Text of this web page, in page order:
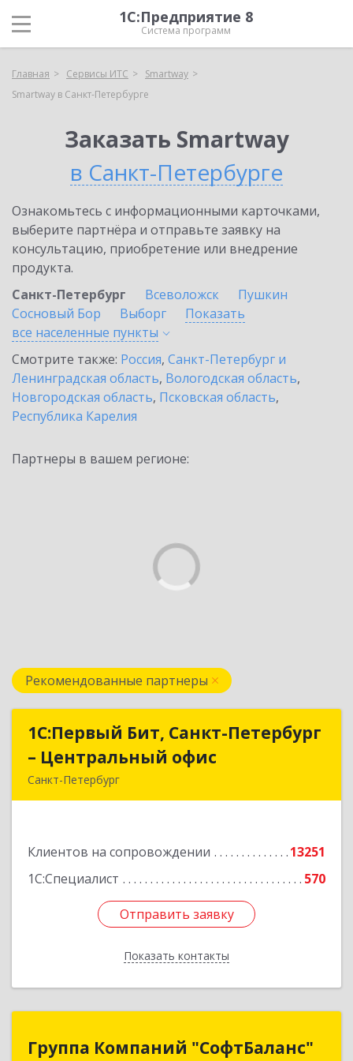
1С:Предприятие 8
Система программ
Главная Сервисы ИТС
Smartway
Smartway в Санкт-Петербурге
Заказать Smartway
в Санкт-Петербурге
Ознакомьтесь с информационными карточками,
выберите партнёра и отправьте заявку на
консультацию, приобретение или внедрение
продукта.
Санкт-Петербург
Всеволожск
Пушкин
Сосновый Бор
Выборг
Показать
все населенные пункты
Смотрите также: Россия, Санкт-Петербург и
Ленинградская область, Вологодская область,
Новгородская область, Псковская область,
Республика Карелия
Партнеры в вашем регионе:
Рекомендованные партнеры
1С:Первый Бит, Санкт-Петербург
– Центральный офис
Санкт-Петербург
Клиентов на сопровождении
13251
1С:Специалист
570
Отправить заявку
Показать контакты
1С:Первый Бит, Санкт-Петербург
– Центральный офис
Отправить заявку
Назад
Группа Компаний "СофтБаланс"
Группа Компаний "СофтБаланс"